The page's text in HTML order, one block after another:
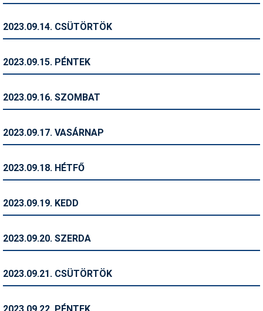
Símánia
Síszerviz
Snowboard
Szakértők
2023.09.14. CSÜTÖRTÖK
2023.09.15. PÉNTEK
2023.09.16. SZOMBAT
2023.09.17. VASÁRNAP
2023.09.18. HÉTFŐ
2023.09.19. KEDD
2023.09.20. SZERDA
2023.09.21. CSÜTÖRTÖK
2023.09.22. PÉNTEK